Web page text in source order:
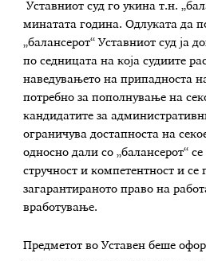
Уставниот суд го укина т.н.
минатата година. Одлуката да
„балансерот“ Уставниот суд ја
по седницата на која судиите
наведувањето на припадноста
потребно за пополнување на
кандидатите за
ограничува достапноста на
односно дали со „балансерот“
стручност и компетентност и се
загарантираното право на
вработување.
Предметот во Уставен беше